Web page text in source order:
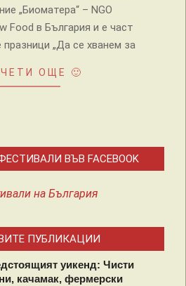
„Биоматера“ – NGO
Food в България и е част
„Да се хванем за
ОЩЕ 🙂
ВЪВ FACEBOOK
на България
ПУБЛИКАЦИИ
уикенд: Чисти
качамак, фермерски